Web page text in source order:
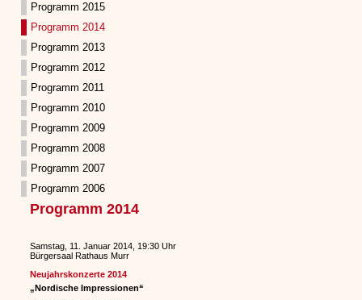
Programm 2015
Programm 2014
Programm 2013
Programm 2012
Programm 2011
Programm 2010
Programm 2009
Programm 2008
Programm 2007
Programm 2006
Programm 2014
Samstag, 11. Januar 2014, 19:30 Uhr
Bürgersaal Rathaus Murr
Neujahrskonzerte 2014
„Nordische Impressionen“